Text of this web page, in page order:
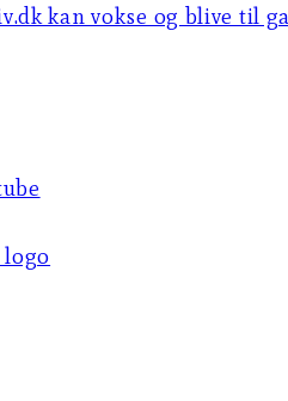
kan vokse og blive til